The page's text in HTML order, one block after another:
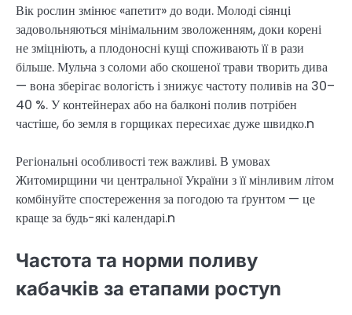
Вік рослин змінює «апетит» до води. Молоді сіянці
задовольняються мінімальним зволоженням, доки корені
не зміцніють, а плодоносні кущі споживають її в рази
більше. Мульча з соломи або скошеної трави творить дива
— вона зберігає вологість і знижує частоту поливів на 30–
40 %. У контейнерах або на балконі полив потрібен
частіше, бо земля в горщиках пересихає дуже швидко.n
Регіональні особливості теж важливі. В умовах
Житомирщини чи центральної України з її мінливим літом
комбінуйте спостереження за погодою та ґрунтом — це
краще за будь-які календарі.n
Частота та норми поливу
кабачків за етапами ростуn